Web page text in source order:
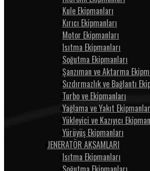
Kule Ekipmanları
Kırıcı Ekipmanları
Motor Ekipmanları
Isıtma Ekipmanları
Soğutma Ekipmanları
Şanzıman ve Aktarma
Sızdırmazlık ve Bağlantı
Turbo ve Ekipmanları
Yağlama ve Yakıt
Yükleyici ve Kazıyıcı
Yürüyüş Ekipmanları
JENERATÖR AKSAMLARI
Isıtma Ekipmanları